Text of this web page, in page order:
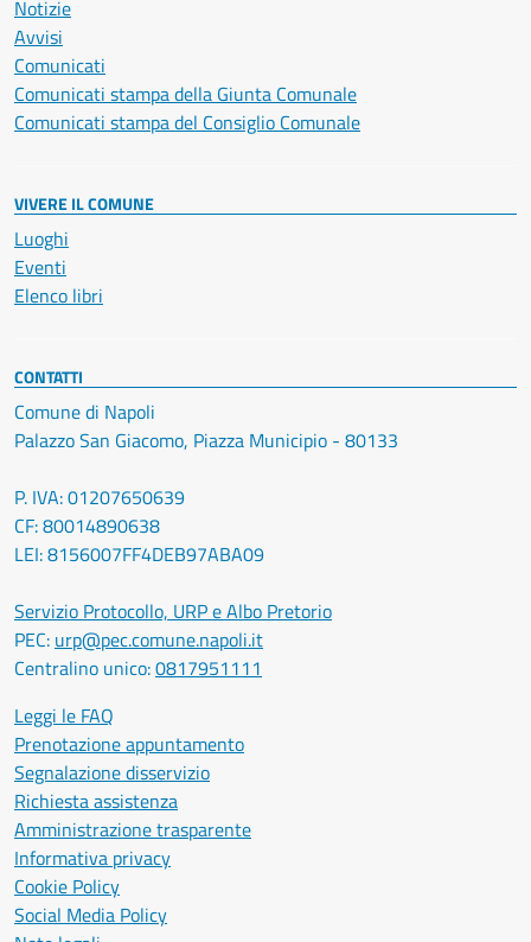
Notizie
Avvisi
Comunicati
Comunicati stampa della Giunta Comunale
Comunicati stampa del Consiglio Comunale
VIVERE IL COMUNE
Luoghi
Eventi
Elenco libri
CONTATTI
Comune di Napoli
Palazzo San Giacomo, Piazza Municipio - 80133
P. IVA: 01207650639
CF: 80014890638
LEI: 8156007FF4DEB97ABA09
Servizio Protocollo, URP e Albo Pretorio
PEC: urp@pec.comune.napoli.it
Centralino unico:0817951111
Leggi le FAQ
Prenotazione appuntamento
Segnalazione disservizio
Richiesta assistenza
Amministrazione trasparente
Informativa privacy
Cookie Policy
Social Media Policy